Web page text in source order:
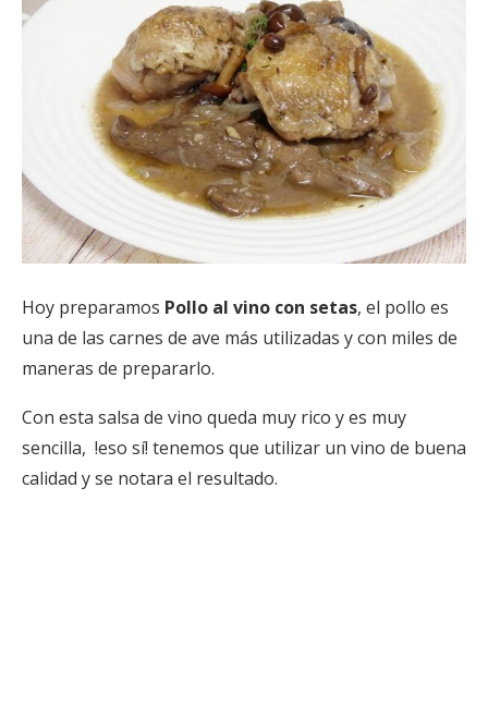
Hoy preparamos Pollo al vino con setas, el pollo es
una de las carnes de ave más utilizadas y con miles de
maneras de prepararlo.
Con esta salsa de vino queda muy rico y es muy
sencilla, !eso sí! tenemos que utilizar un vino de buena
calidad y se notara el resultado.